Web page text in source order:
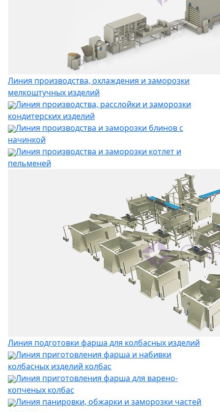
Линия производства, охлаждения и заморозки
мелкоштучных изделий
Линия производства, расслойки и заморозки
кондитерских изделий
Линия производства и заморозки блинов с
начинкой
Линия производства и заморозки котлет и
пельменей
Линия подготовки фарша для колбасных изделий
Линия приготовления фарша и набивки
колбасных изделий колбас
Линия приготовления фарша для варено-
копченых колбас
Линия панировки, обжарки и заморозки частей